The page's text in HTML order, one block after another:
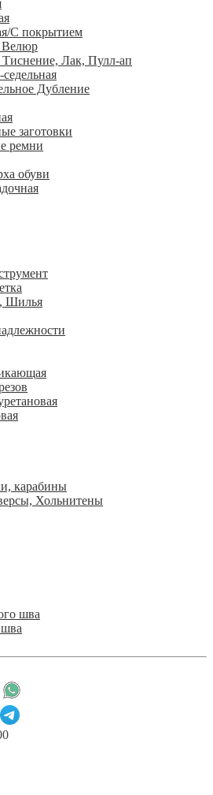
С покрытием
Велюр
Лак, Пулл-ап
Дубление
заготовки
ремни
обуви
Шилья
карабины
Хольнитены
шва